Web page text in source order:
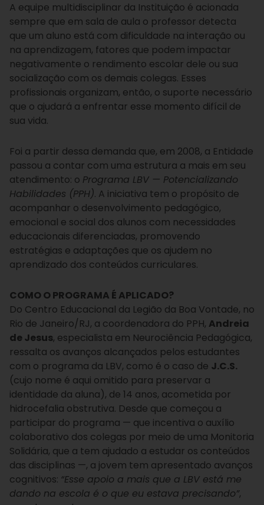
A equipe multidisciplinar da Instituição é acionada
sempre que em sala de aula o professor detecta
que um aluno está com dificuldade na interação ou
na aprendizagem, fatores que podem impactar
negativamente o rendimento escolar dele ou sua
socialização com os demais colegas. Esses
profissionais organizam, então, o suporte necessário
que o ajudará a enfrentar esse momento difícil de
sua vida.
Foi a partir dessa demanda que, em 2008, a Entidade
passou a contar com uma estrutura a mais em seu
atendimento: o Programa LBV — Potencializando
Habilidades (PPH). A iniciativa tem o propósito de
acompanhar o desenvolvimento pedagógico,
emocional e social dos alunos com necessidades
educacionais diferenciadas, promovendo
estratégias e adaptações que os ajudem no
aprendizado dos conteúdos curriculares.
COMO O PROGRAMA É APLICADO?
Do Centro Educacional da Legião da Boa Vontade, no
Rio de Janeiro/RJ, a coordenadora do PPH, Andreia
de Jesus, especialista em Neurociência Pedagógica,
ressalta os avanços alcançados pelos estudantes
com o programa da LBV, como é o caso de J.C.S.
(cujo nome é aqui omitido para preservar a
identidade da aluna), de 14 anos, acometida por
hidrocefalia obstrutiva. Desde que começou a
participar do programa — que incentiva o auxílio
colaborativo dos colegas por meio de uma Monitoria
Solidária, que a tem ajudado a estudar os conteúdos
das disciplinas —, a jovem tem apresentado avanços
cognitivos: “Esse apoio a mais que a LBV está me
dando na escola é o que eu estava precisando”,